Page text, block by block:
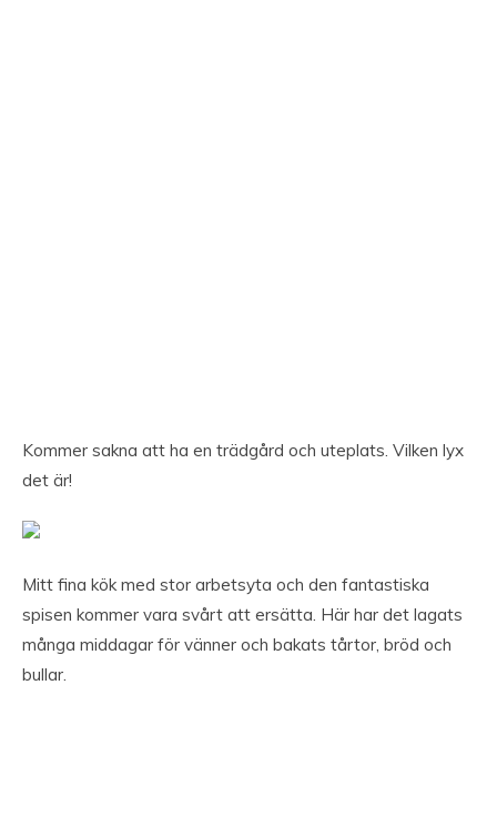
Kommer sakna att ha en trädgård och uteplats. Vilken lyx
det är!
Mitt fina kök med stor arbetsyta och den fantastiska
spisen kommer vara svårt att ersätta. Här har det lagats
många middagar för vänner och bakats tårtor, bröd och
bullar.